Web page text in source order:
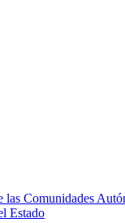
Comunidades
Estado